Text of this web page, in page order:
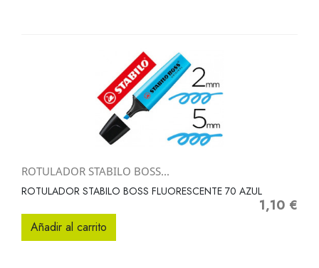
ROTULADOR STABILO BOSS...
ROTULADOR STABILO BOSS FLUORESCENTE 70 AZUL
Precio
1,10 €
Añadir al carrito